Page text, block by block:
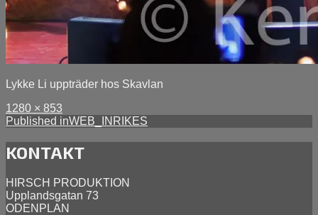
Lykke Li uppträder hos Skavlan
Posted
on
14,
2014
Full
size
1280 × 853
Inläggsnavigering
Published inWEB_INRIKES
KONTAKT
HIRSCH PRODUKTION
Upplandsgatan 73
ODENPLAN